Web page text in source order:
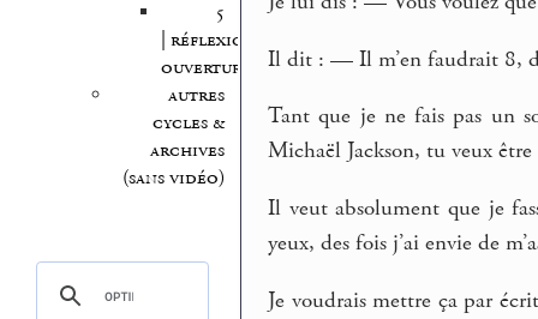
5
| réflexion,
ouvertures
autres
cycles &
archives
(sans vidéo)
Il dit : — Il m’en faudrait 8,
Tant que je ne fais pas un
Michaël Jackson, tu veux être
Il veut absolument que je
yeux, des fois j’ai envie de
Je voudrais mettre ça par